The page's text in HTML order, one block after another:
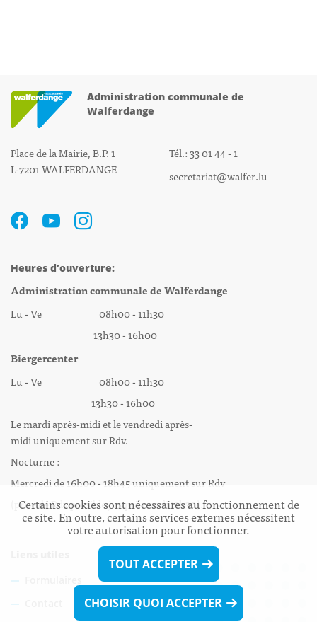
Administration communale de
Walferdange
Place de la Mairie, B.P. 1
L-7201 WALFERDANGE
Tél.: 33 01 44 - 1
secretariat@walfer.lu
Heures d’ouverture:
Administration communale de Walferdange
Lu - Ve 08h00 - 11h30
13h30 - 16h00
Biergercenter
Lu - Ve 08h00 - 11h30
13h30 - 16h00
Le mardi après-midi et le vendredi après-
midi uniquement sur Rdv.
Nocturne :
Mercredi de 16h00 - 18h45 uniquement sur Rdv
(prise de Rdv possible jusqu'à mardi 11h30).
Certains cookies sont nécessaires au fonctionnement de
ce site. En outre, certains services externes nécessitent
votre autorisation pour fonctionner.
TOUT ACCEPTER
CHOISIR QUOI ACCEPTER